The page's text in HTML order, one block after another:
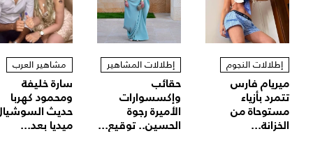
إطلالات النجوم
ميريام فارس
تتمرد بأزياء
مستوحاة من
الخزانة...
إطلالات المشاهير
حقائب
وإكسسوارات
الأميرة رجوة
الحسين.. توقيع...
مشاهير العرب
سارة خليفة
ومحمود كهربا
حديث
ميديا بعد...